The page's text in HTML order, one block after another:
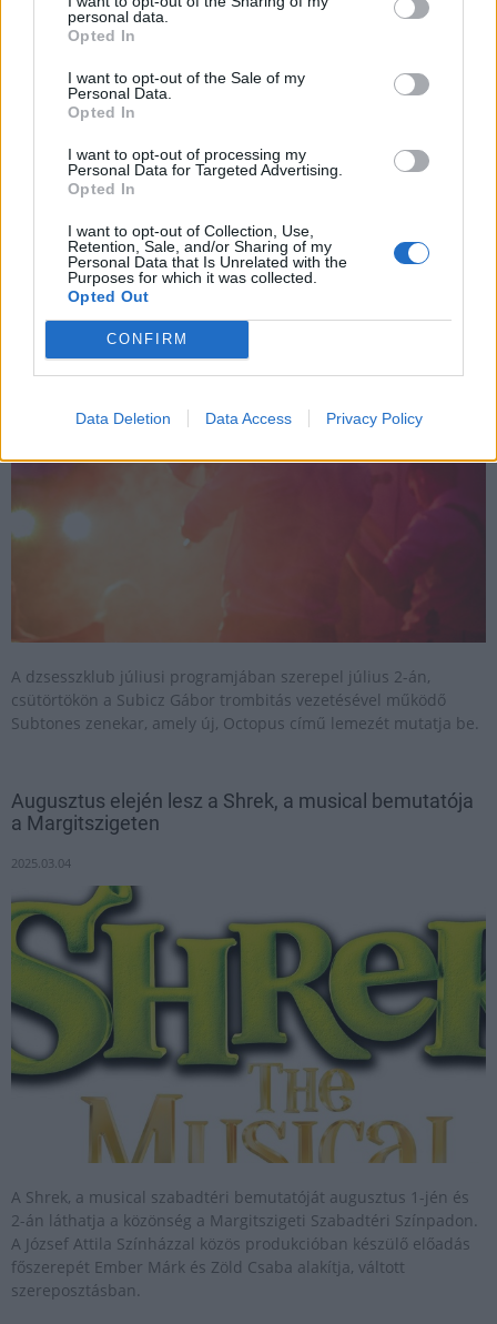
personal data.
Opted In
I want to opt-out of the Sale of my
Personal Data.
Opted In
I want to opt-out of processing my
Personal Data for Targeted Advertising.
Opted In
I want to opt-out of Collection, Use,
Retention, Sale, and/or Sharing of my
Personal Data that Is Unrelated with the
Purposes for which it was collected.
Opted Out
CONFIRM
Data Deletion Data Access Privacy Policy
Robert Capa életművét mutatja be a szerdán nyíló CAPA105
című konténerinstalláció a Budapest Parkban.
Újranyit az Opus Jazz Club
A dzsesszklub júliusi programjában szerepel július 2-án,
csütörtökön a Subicz Gábor trombitás vezetésével működő
Subtones zenekar, amely új, Octopus című lemezét mutatja be.
Augusztus elején lesz a Shrek, a musical bemutatója
a Margitszigeten
2025.03.04
A Shrek, a musical szabadtéri bemutatóját augusztus 1-jén és
2-án láthatja a közönség a Margitszigeti Szabadtéri Színpadon.
A József Attila Színházzal közös produkcióban készülő előadás
főszerepét Ember Márk és Zöld Csaba alakítja, váltott
szereposztásban.